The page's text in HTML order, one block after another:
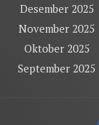
Desember 2025
November 2025
Oktober 2025
September 2025